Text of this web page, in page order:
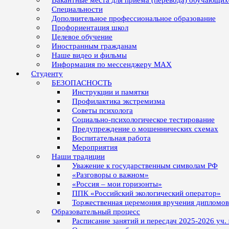
Специальности
Дополнительное профессиональное образование
Профориентация школ
Целевое обучение
Иностранным гражданам
Наше видео и фильмы
Информация по мессенджеру MAX
Студенту
БЕЗОПАСНОСТЬ
Инструкции и памятки
Профилактика экстремизма
Советы психолога
Социально-психологическое тестирование
Предупреждение о мошеннических схемах
Воспитательная работа
Мероприятия
Наши традиции
Уважение к государственным символам РФ
«Разговоры о важном»
«Россия – мои горизонты»
ППК «Российский экологический оператор»
Торжественная церемония вручения
Образовательный процесс
Расписание занятий и пересдач 2025-2026 уч.